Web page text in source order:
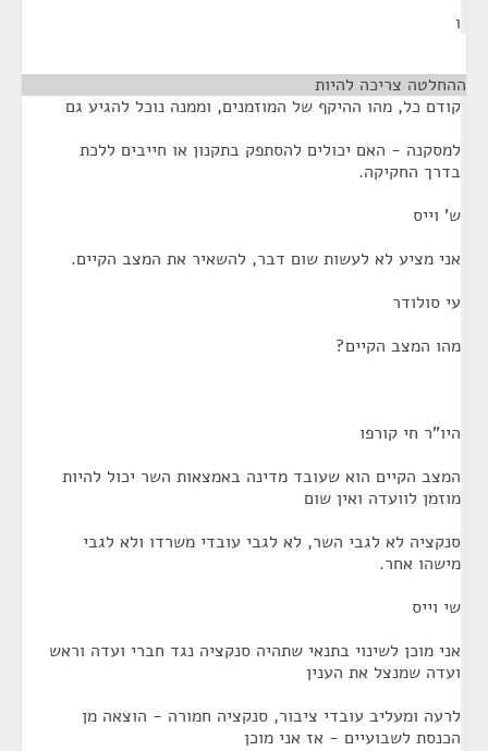
ו
ההחלטה צריכה להיות
קודם כל, מהו ההיקף של המוזמנים, וממנה נוכל להגיע גם
למסקנה - האם יכולים להסתפק בתקנון או חייבים ללכת
בדרך החקיקה.
ש' וייס
אני מציע לא לעשות שום דבר, להשאיר את המצב הקיים.
עי סולודר
מהו המצב הקיים?
היו"ר חי קורפו
המצב הקיים הוא שעובד מדינה באמצאות השר יכול להיות
מוזמן לוועדה ואין שום
סנקציה לא לגבי השר, לא לגבי עובדי משרדו ולא לגבי
מישהו אחר.
שי וייס
אני מוכן לשינוי בתנאי שתהיה סנקציה נגד חברי ועדה וראש
ועדה שמנצל את הענין
לרעה ומעליב עובדי ציבור, סנקציה חמורה - הוצאה מן
הכנסת לשבועיים - אז אני מוכן